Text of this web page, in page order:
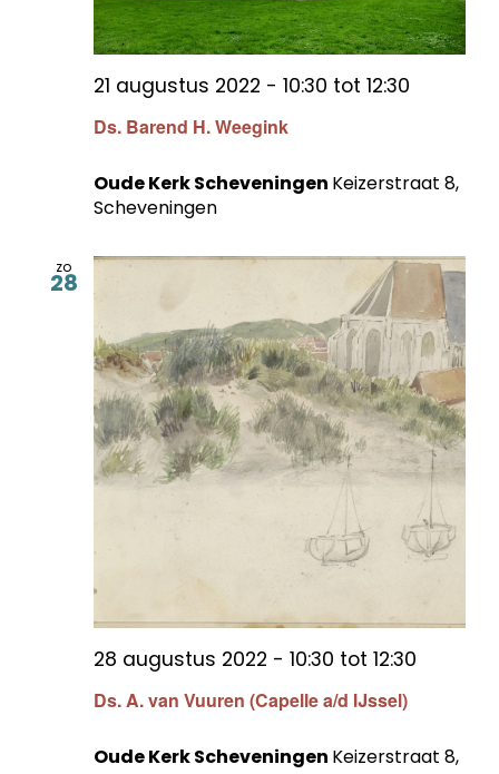
Ds. Barend H. Weegink
21 augustus 2022 - 10:30 tot 12:30
Oude Kerk Scheveningen Keizerstraat 8,
Scheveningen
zo
28
Ds. A. van Vuuren (Capelle a/d IJssel)
28 augustus 2022 - 10:30 tot 12:30
Oude Kerk Scheveningen Keizerstraat 8,